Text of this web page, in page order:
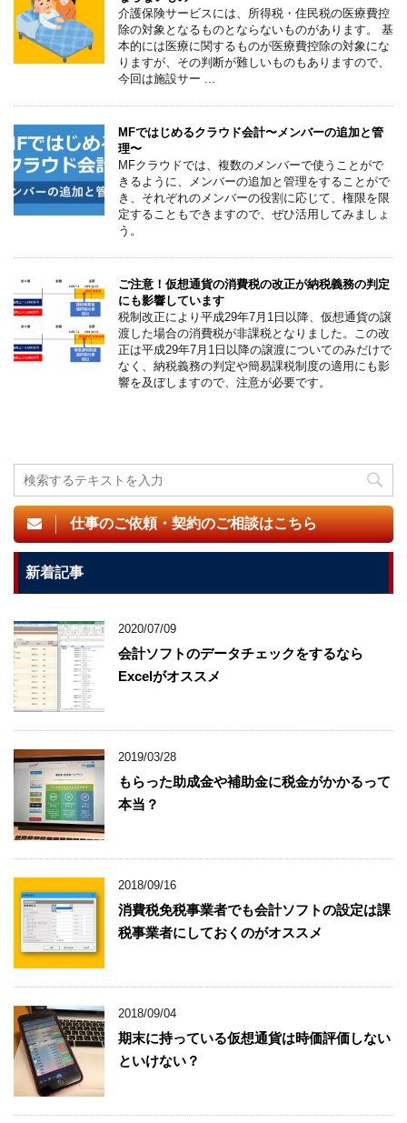
介護保険サービスには、所得税・住民税の医療費控
除の対象となるものとならないものがあります。 基
本的には医療に関するものが医療費控除の対象にな
りますが、その判断が難しいものもありますので、
今回は施設サー ...
MFではじめるクラウド会計〜メンバーの追加と管
理〜
MFクラウドでは、複数のメンバーで使うことがで
きるように、メンバーの追加と管理をすることがで
き、それぞれのメンバーの役割に応じて、権限を限
定することもできますので、ぜひ活用してみましょ
う。
ご注意！仮想通貨の消費税の改正が納税義務の判定
にも影響しています
税制改正により平成29年7月1日以降、仮想通貨の譲
渡した場合の消費税が非課税となりました。この改
正は平成29年7月1日以降の譲渡についてのみだけで
なく、納税義務の判定や簡易課税制度の適用にも影
響を及ぼしますので、注意が必要です。
仕事のご依頼・契約のご相談はこちら
新着記事
2020/07/09
会計ソフトのデータチェックをするなら
Excelがオススメ
2019/03/28
もらった助成金や補助金に税金がかかるって
本当？
2018/09/16
消費税免税事業者でも会計ソフトの設定は課
税事業者にしておくのがオススメ
2018/09/04
期末に持っている仮想通貨は時価評価しない
といけない？